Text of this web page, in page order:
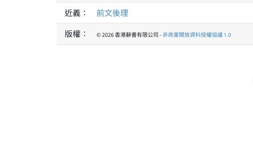
近義：
前文後理
版權：
© 2026 香港辭書有限公司 -非商業開放資料授權協議 1.0